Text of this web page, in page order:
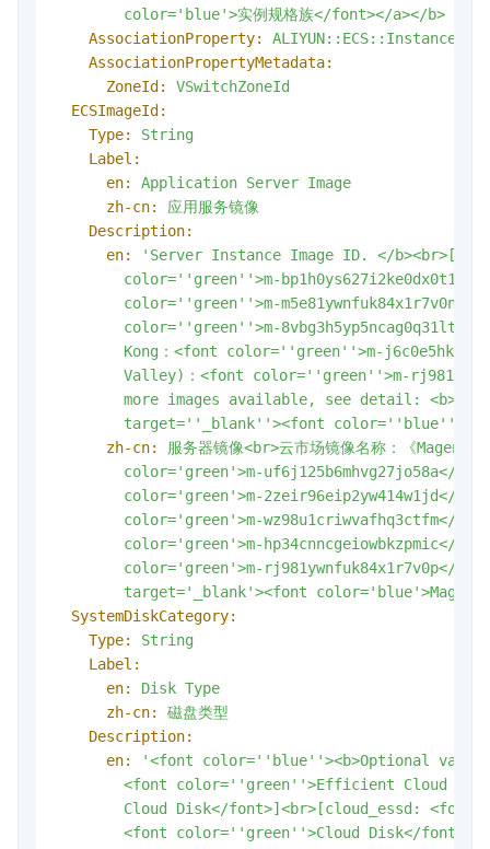
color='blue'>实例规格族</font></a></b>
AssociationProperty:
AssociationPropertyMetadata:
ZoneId:
VSwitchZoneId
ECSImageId:
Type:
String
Label:
en:
Application Server Image
zh-cn:
应用服务镜像
Description:
en:
'Server Instance Image ID. </
        color='
'green' '>m-
        color='
'green' '>m-
        color='
'green' '>m-
        Kong：<font color='
'green' '>m-
        Valley)：<font color='
'green' '>m-
more images available, see detail: <b><a
        target='
'_blank' '><font color=' 'blue'
zh-cn:
服务器镜像<br>云市场镜像名称：《Magento
color='green'>m-uf6j125b6mhvg27jo58a</
color='green'>m-2zeir96eip2yw414w1jd</
color='green'>m-wz98u1criwvafhq3ctfm</
color='green'>m-hp34cnncgeiowbkzpmic</
color='green'>m-rj981ywnfuk84x1r7v0p</
target='_blank'><font
SystemDiskCategory:
Type:
String
Label:
en:
Disk Type
zh-cn:
磁盘类型
Description:
en:
'<font color=' 'blue' '><b>Optional
        <font color='
'green' '>Efficient Cloud
Cloud Disk</font>]<br>[cloud_essd: <font
        <font color='
'green' '>Cloud Disk</